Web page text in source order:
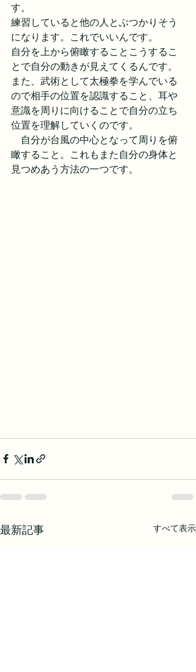
す。
練習していると他の人とぶつかりそう
になります。これでいいんです。
自分を上から俯瞰することこうするこ
とで自分の動きが見えてくるんです。
また、武術として太極拳を学んでいる
ので相手の位置を認識すること、耳や
意識を周りに向けることで自分の立ち
位置を理解していくのです。
自分が台風の中心となって周りを俯
瞰すること。これもまた自分の身体と
見つめあう方法の一つです。
最新記事 すべて表示